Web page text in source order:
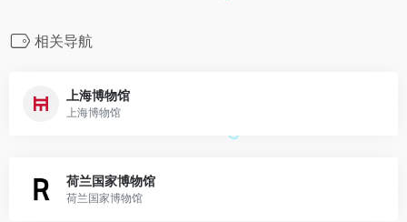
相关导航
上海博物馆
上海博物馆
荷兰国家博物馆
荷兰国家博物馆